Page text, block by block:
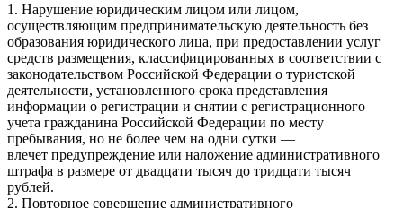
1. Нарушение юридическим лицом или лицом,
осуществляющим предпринимательскую деятельность без
образования юридического лица, при предоставлении услуг
средств размещения, классифицированных в соответствии с
законодательством Российской Федерации о туристской
деятельности, установленного срока представления
информации о регистрации и снятии с регистрационного
учета гражданина Российской Федерации по месту
пребывания, но не более чем на одни сутки —
влечет предупреждение или наложение административного
штрафа в размере от двадцати тысяч до тридцати тысяч
рублей.
2. Повторное совершение административного